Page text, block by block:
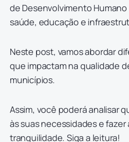
de Desenvolvimento
saúde, educação e
Neste post, vamos abordar
que impactam na qualidade
municípios.
Assim, você poderá analisar
às suas necessidades e
tranquilidade. Siga a leitura!